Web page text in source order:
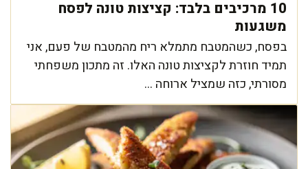
10 מרכיבים בלבד: קציצות טונה לפסח
משגעות
בפסח, כשהמטבח מתמלא ריח מהמטבח של פעם, אני
תמיד חוזרת לקציצות טונה האלו. זה מתכון משפחתי
מסורתי, כזה שמציל ארוחה ...